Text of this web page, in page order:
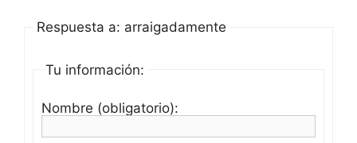
Respuesta a: arraigadamente
Tu información:
Nombre (obligatorio):